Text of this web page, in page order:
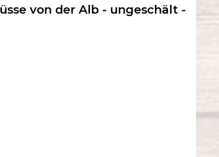
von der Alb - ungeschält -